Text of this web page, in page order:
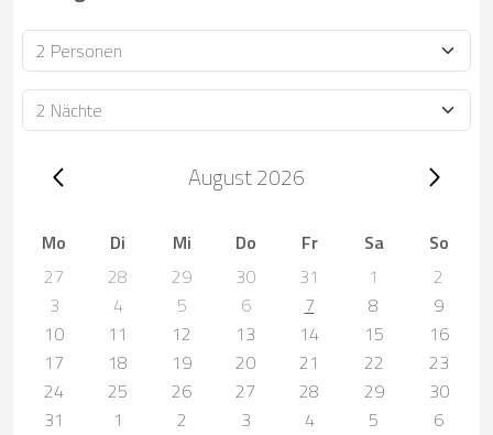
Personen
Dauer
Trip dates, August 2026August 2026
Mo Di Mi Do Fr Sa
So
27
28 29 30 31 1
2
3
4 5 6 7 8
9
10
11 12 13 14 15
16
17
18 19 20 21 22
23
24
25 26 27 28 29
30
31
1 2 3 4 5
6